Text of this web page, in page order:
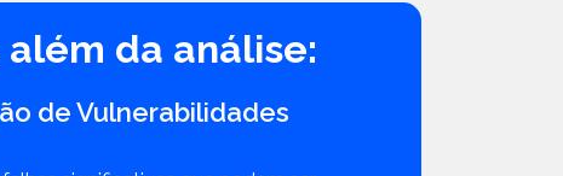
da análise:
de Vulnerabilidades